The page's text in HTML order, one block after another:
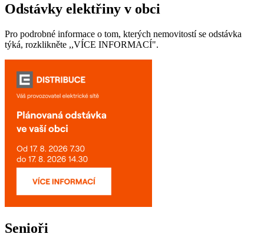
Odstávky elektřiny v obci
Pro podrobné informace o tom, kterých nemovitostí se odstávka
týká, rozklikněte ,,VÍCE INFORMACÍ".
Senioři